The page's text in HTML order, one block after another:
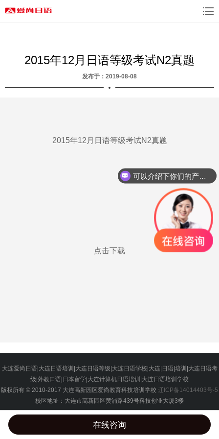
2015年12月日语等级考试N2真题
发布于：2019-08-08
2015年12月日语等级考试N2真题
点击下载
大连爱尚日语|大连日语培训|大连日语等级|大连日语学校|大连|日语|培训|大连日语考
级|外教口语|日本留学|大连计算机日语培训|大连日语培训学校
版权所有 © 2010-2017 大连高新园区爱尚教育科技培训学校 辽ICP备14014403号-5
校区地址：大连市高新园区黄浦路439号科技创业大厦3楼
可以介绍下你们的产品么？
在线咨询